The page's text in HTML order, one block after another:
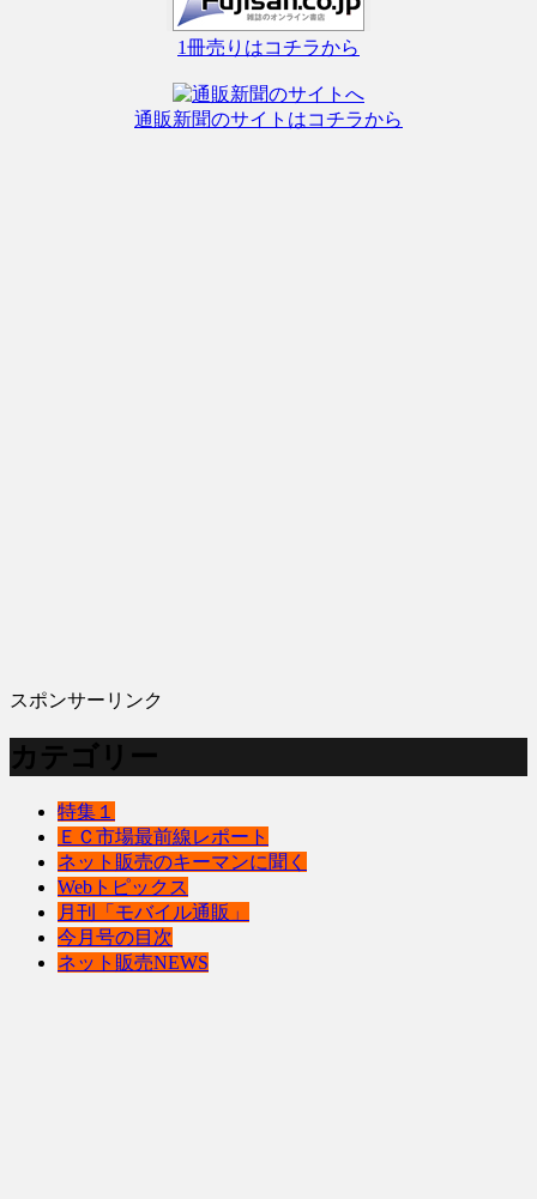
1冊売りはコチラから
通販新聞のサイトはコチラから
スポンサーリンク
カテゴリー
特集１
ＥＣ市場最前線レポート
ネット販売のキーマンに聞く
Webトピックス
月刊「モバイル通販」
今月号の目次
ネット販売NEWS